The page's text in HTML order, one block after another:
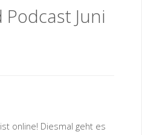
Juni
online! Diesmal geht es